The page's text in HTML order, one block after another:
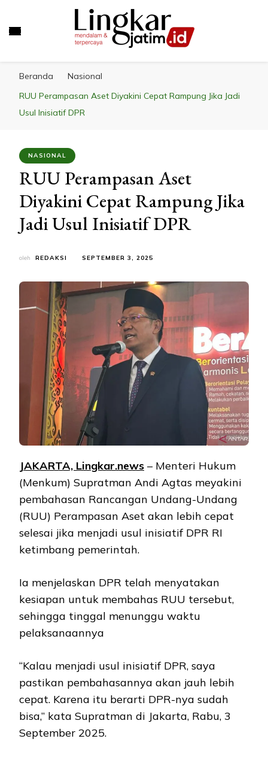
Beranda
Nasional
RUU Perampasan Aset Diyakini Cepat Rampung Jika Jadi
Usul Inisiatif DPR
NASIONAL
RUU Perampasan Aset
Diyakini Cepat Rampung Jika
Jadi Usul Inisiatif DPR
oleh REDAKSI SEPTEMBER 3, 2025
JAKARTA, Lingkar.news – Menteri Hukum
(Menkum) Supratman Andi Agtas meyakini
pembahasan Rancangan Undang-Undang
(RUU) Perampasan Aset akan lebih cepat
selesai jika menjadi usul inisiatif DPR RI
ketimbang pemerintah.
Ia menjelaskan DPR telah menyatakan
kesiapan untuk membahas RUU tersebut,
sehingga tinggal menunggu waktu
pelaksanaannya
“Kalau menjadi usul inisiatif DPR, saya
pastikan pembahasannya akan jauh lebih
cepat. Karena itu berarti DPR-nya sudah
bisa,” kata Supratman di Jakarta, Rabu, 3
September 2025.